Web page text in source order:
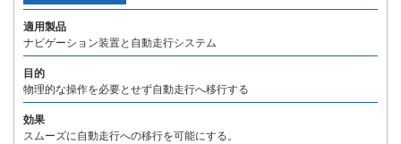
適用製品
ナビゲーション装置と自動走行システム
目的
物理的な操作を必要とせず自動走行へ移行する
効果
スムーズに自動走行への移行を可能にする。